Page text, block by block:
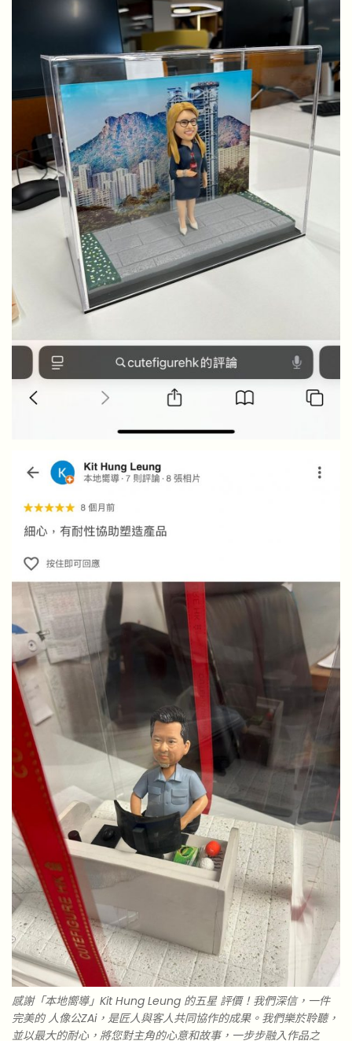
感謝「本地嚮導」Kit Hung Leung 的五星 評價！我們深信，一件
完美的 人像公ZAi，是匠人與客人共同協作的成果。我們樂於聆聽，
並以最大的耐心，將您對主角的心意和故事，一步步融入作品之